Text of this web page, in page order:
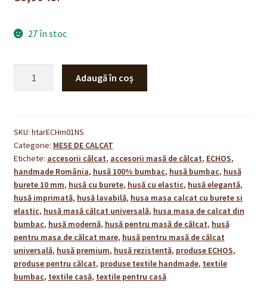
27 în stoc
calcat
Adaugă în coș
SKU: htarECHm01NS
Categorie: MESE DE CALCAT
Etichete: accesorii călcat, accesorii masă de călcat, ECHOS,
handmade România, husă 100% bumbac, husă bumbac, husă
burete 10 mm, husă cu burete, husă cu elastic, husă elegantă,
husă imprimată, husă lavabilă, husa masa calcat cu burete si
elastic, husă masă călcat universală, husa masa de calcat din
bumbac, husă modernă, husă pentru masă de călcat, husă
pentru masa de călcat mare, husă pentru masă de călcat
universală, husă premium, husă rezistentă, produse ECHOS,
produse pentru călcat, produse textile handmade, textile
bumbac, textile casă, textile pentru casă